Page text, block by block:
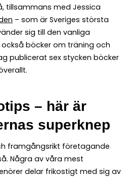
tillsammans med Jessica
– som är Sveriges största
sig till den vanliga
böcker om träning och
publicerat sex stycken böcker
– här är
superknep
framgångsrikt företagande
Några av våra mest
delar frikostigt med sig av